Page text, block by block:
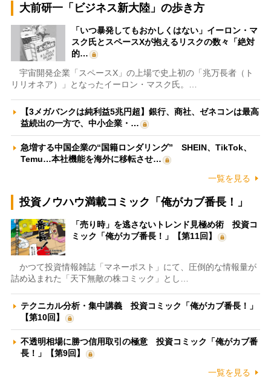
大前研一「ビジネス新大陸」の歩き方
「いつ暴発してもおかしくはない」イーロン・マ
スク氏とスペースXが抱えるリスクの数々「絶対
的…
宇宙開発企業「スペースX」の上場で史上初の「兆万長者（ト
リリオネア）」となったイーロン・マスク氏。…
【3メガバンクは純利益5兆円超】銀行、商社、ゼネコンは最高
益続出の一方で、中小企業・…
急増する中国企業の“国籍ロンダリング” SHEIN、TikTok、
Temu…本社機能を海外に移転させ…
一覧を見る
投資ノウハウ満載コミック「俺がカブ番長！」
「売り時」を逃さないトレンド見極め術 投資コ
ミック「俺がカブ番長！」【第11回】
かつて投資情報雑誌「マネーポスト」にて、圧倒的な情報量が
詰め込まれた「天下無敵の株コミック」とし…
テクニカル分析・集中講義 投資コミック「俺がカブ番長！」
【第10回】
不透明相場に勝つ信用取引の極意 投資コミック「俺がカブ番
長！」【第9回】
一覧を見る